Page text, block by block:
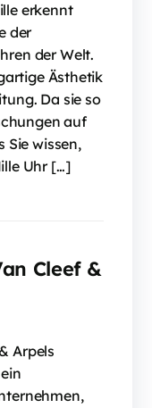
erkennt
der
der Welt.
Ästhetik
Da sie so
auf
Sie wissen,
Uhr […]
Cleef &
Arpels